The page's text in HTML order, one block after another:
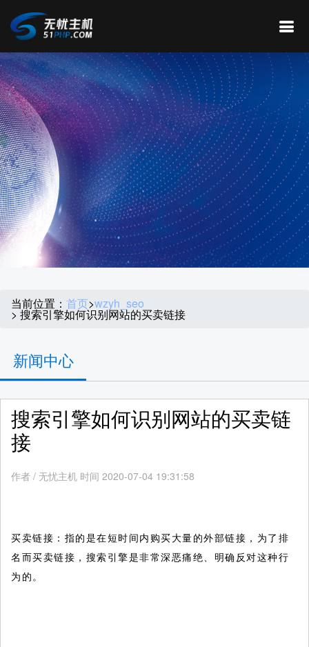
当前位置： 首页>wzyh_seo
> 搜索引擎如何识别网站的买卖链接
新闻中心
搜索引擎如何识别网站的买卖链
接
作者 / 无忧主机 时间 2020-07-04 19:31:58
买卖链接：指的是在短时间内购买大量的外部链接，为了排
名而买卖链接，搜索引擎是非常深恶痛绝、明确反对这种行
为的。